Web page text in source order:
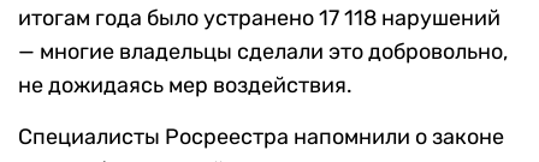
итогам года было устранено 17 118 нарушений
— многие владельцы сделали это добровольно,
не дожидаясь мер воздействия.
Специалисты Росреестра напомнили о законе